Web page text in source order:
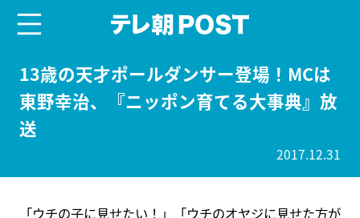
13歳の天才ポールダンサー登場！MCは
東野幸治、『ニッポン育てる大事典』放
送
2017.12.31
「ウチの子に見せたい！」「ウチのオヤジに見せた方が